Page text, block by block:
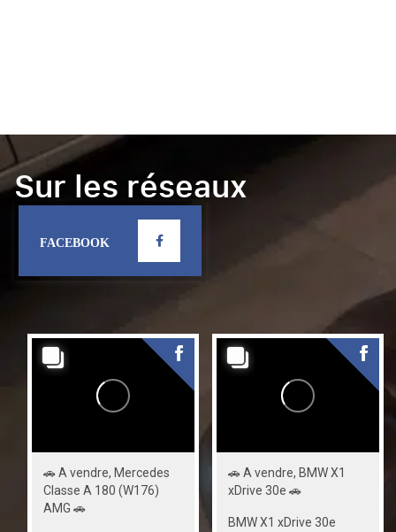
Sur les réseaux
FACEBOOK
🚗 A vendre, Mercedes
Classe A 180 (W176)
AMG 🚗
🚗 A vendre, BMW X1
xDrive 30e 🚗
BMW X1 xDrive 30e